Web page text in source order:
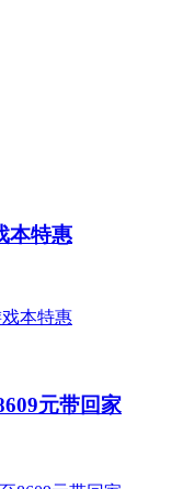
本特惠
元带回家